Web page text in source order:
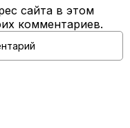
сайта в этом
комментариев.